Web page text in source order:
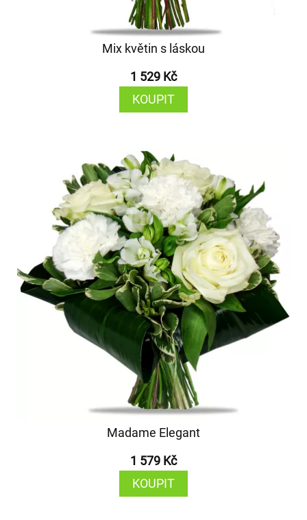
Mix květin s láskou
1 529 Kč
KOUPIT
Madame Elegant
1 579 Kč
KOUPIT